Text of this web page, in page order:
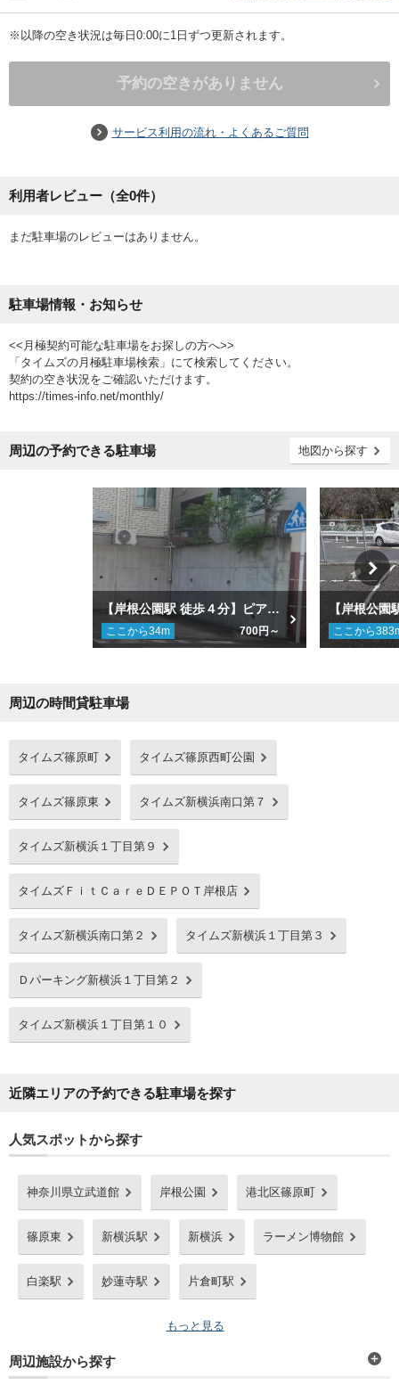
※以降の空き状況は毎日0:00に1日ずつ更新されます。
予約の空きがありません
サービス利用の流れ・よくあるご質問
利用者レビュー（全0件）
まだ駐車場のレビューはありません。
駐車場情報・お知らせ
<<月極契約可能な駐車場をお探しの方へ>>
「タイムズの月極駐車場検索」にて検索してください。
契約の空き状況をご確認いただけます。
https://times-info.net/monthly/
周辺の予約できる駐車場 地図から探す
【岸根公園駅 徒歩４分】ピアパレス新横浜駐車場
ここから34m 700円～ ここから383
周辺の時間貸駐車場
タイムズ篠原町 タイムズ篠原西町公園
タイムズ篠原東 タイムズ新横浜南口第７
タイムズ新横浜１丁目第９
タイムズＦｉｔＣａｒｅＤＥＰＯＴ岸根店
タイムズ新横浜南口第２ タイムズ新横浜１丁目第３
Ｄパーキング新横浜１丁目第２
タイムズ新横浜１丁目第１０
近隣エリアの予約できる駐車場を探す
人気スポットから探す
神奈川県立武道館 岸根公園 港北区篠原町
篠原東 新横浜駅 新横浜 ラーメン博物館
白楽駅 妙蓮寺駅 片倉町駅
もっと見る
周辺施設から探す